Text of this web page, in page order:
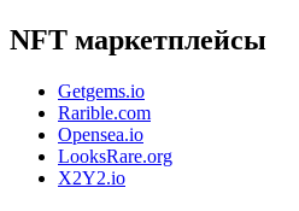
NFT маркетплейсы
Getgems.io
Rarible.com
Opensea.io
LooksRare.org
X2Y2.io